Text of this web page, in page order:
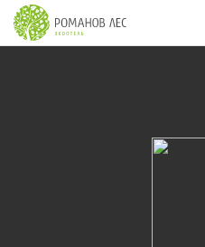
42 из 70